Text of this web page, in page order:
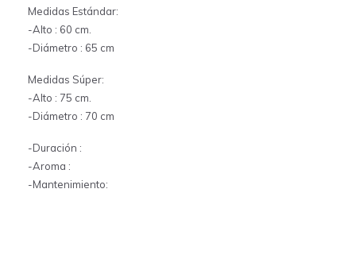
Medidas Estándar:
-Alto : 60 cm.
-Diámetro : 65 cm
Medidas Súper:
-Alto : 75 cm.
-Diámetro : 70 cm
-Duración :
-Aroma :
-Mantenimiento: